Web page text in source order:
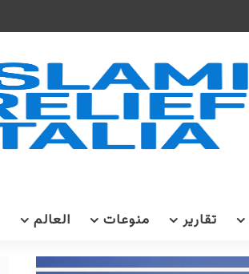
تقارير منوعات العالم